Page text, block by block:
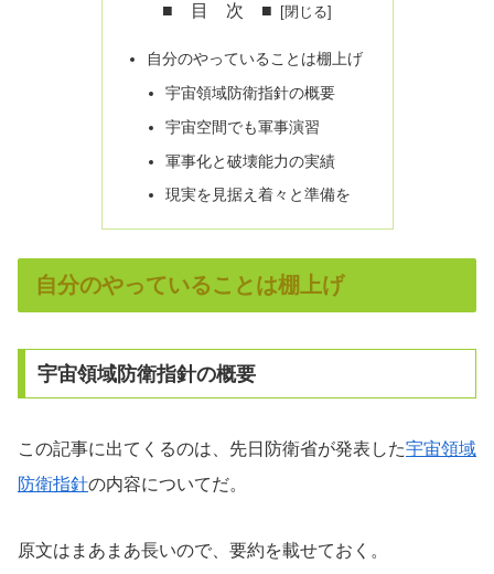
■ 目 次 ■
自分のやっていることは棚上げ
宇宙領域防衛指針の概要
宇宙空間でも軍事演習
軍事化と破壊能力の実績
現実を見据え着々と準備を
自分のやっていることは棚上げ
宇宙領域防衛指針の概要
この記事に出てくるのは、先日防衛省が発表した宇宙領域
防衛指針の内容についてだ。
原文はまあまあ長いので、要約を載せておく。